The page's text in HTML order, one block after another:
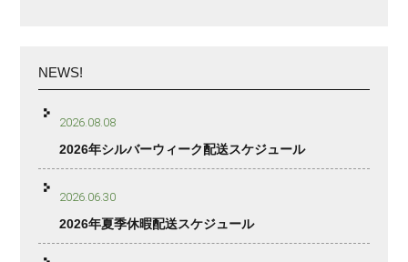
NEWS!
2026.08.08
2026年シルバーウィーク配送スケジュール
2026.06.30
2026年夏季休暇配送スケジュール